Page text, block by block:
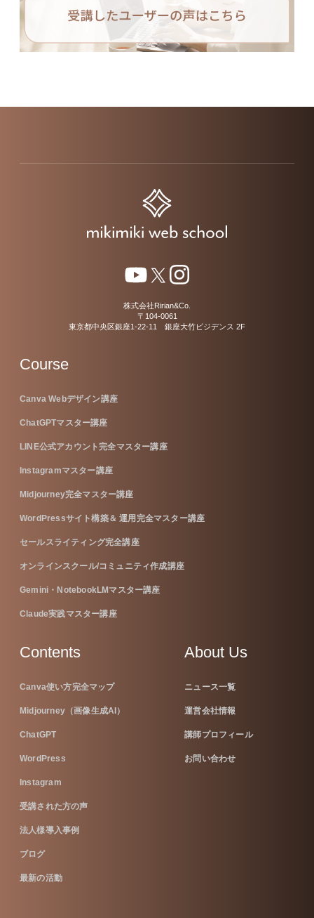
株式会社Ririan&Co.
〒104-0061
東京都中央区銀座1-22-11 銀座大竹ビジデンス 2F
Course
Canva Webデザイン講座
ChatGPTマスター講座
LINE公式アカウント完全マスター講座
Instagramマスター講座
Midjourney完全マスター講座
WordPressサイト構築＆ 運用完全マスター講座
セールスライティング完全講座
オンラインスクール/コミュニティ作成講座
Gemini・NotebookLMマスター講座
Claude実践マスター講座
Contents
Canva使い方完全マップ
Midjourney（画像生成AI）
ChatGPT
WordPress
Instagram
受講された方の声
法人様導入事例
ブログ
最新の活動
About Us
ニュース一覧
運営会社情報
講師プロフィール
お問い合わせ